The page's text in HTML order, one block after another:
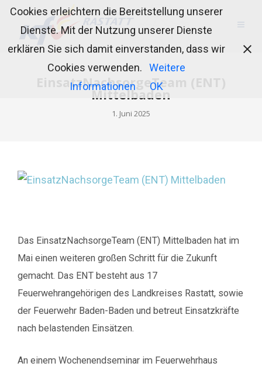
EinsatzNachsorgeTeam (ENT)
Mittelbaden
1. Juni 2025
Das EinsatzNachsorgeTeam (ENT) Mittelbaden hat im
Mai einen weiteren großen Schritt für die Zukunft
gemacht. Das ENT besteht aus 17
Feuerwehrangehörigen des Landkreises Rastatt, sowie
der Feuerwehr Baden-Baden und betreut Einsatzkräfte
nach belastenden Einsätzen.
An einem Wochenendseminar im Feuerwehrhaus
Cookies erleichtern die Bereitstellung unserer
Dienste. Mit der Nutzung unserer Dienste
erklären Sie sich damit einverstanden, dass wir
Cookies verwenden.
Weitere
Informationen
OK